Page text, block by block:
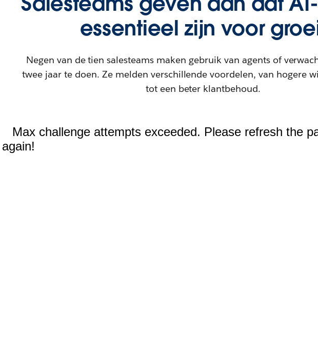
essentieel zijn voor
Negen van de tien salesteams maken gebruik van agents of
twee jaar te doen. Ze melden verschillende voordelen, van hogere
tot een beter klantbehoud.